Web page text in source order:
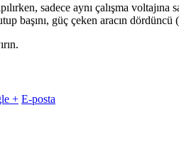
sadece aynı çalışma
başını, güç çeken aracın
+ E-posta